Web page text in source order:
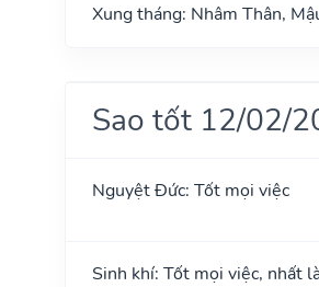
Xung tháng: Nhâm Thân,
Sao tốt 12/02/
Nguyệt Đức: Tốt mọi việc
Sinh khí: Tốt mọi việc, nhất